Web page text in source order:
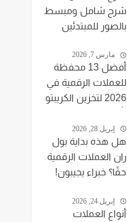
شرح شامل ومبسط
بالصور للمبتدئين
مارس 7, 2026
أفضل 13 محفظة
للعملات الرقمية في
2026 لتخزين الكريبتو
إبريل 28, 2026
هل هذه بداية بول
ران العملات الرقمية
حقًا؟ خبراء يجيبون!
إبريل 24, 2026
أنواع العملات